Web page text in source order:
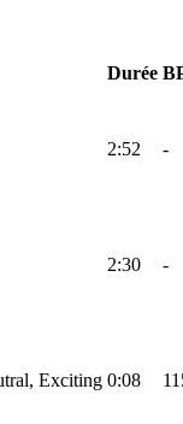
Durée
2:52 -
2:30 -
Exciting 0:08